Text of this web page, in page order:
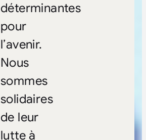
déterminantes
pour
l’avenir.
Nous
sommes
solidaires
de leur
lutte à